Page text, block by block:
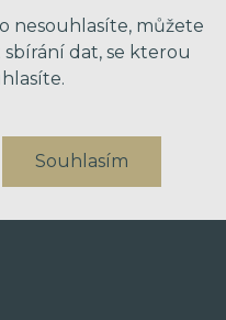
VÁŠ TELEFON
nesouhlasíte, můžete
dat, se kterou
Souhlasím